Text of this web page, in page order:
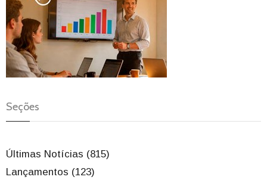
Seções
Últimas Notícias (815)
Lançamentos (123)